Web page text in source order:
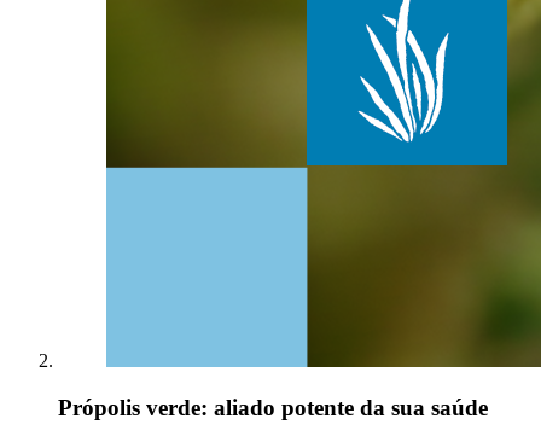
Própolis verde: aliado potente da sua saúde